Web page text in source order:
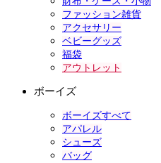
ファッション雑貨
アクセサリー
ベビーグッズ
福袋
アウトレット
ボーイズ
ボーイズすべて
アパレル
シューズ
バッグ